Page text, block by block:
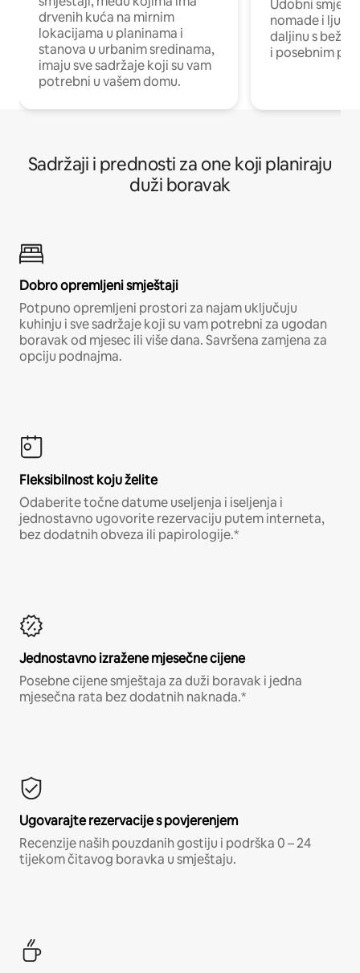
drvenih kuća na mirnim
lokacijama u planinama i
stanova u urbanim sredinama,
imaju sve sadržaje koji su vam
potrebni u vašem domu.
Udobni
nomade i ljude
daljinu s
i posebnim
Sadržaji i prednosti za one koji planiraju
duži boravak
Dobro opremljeni smještaji
Potpuno opremljeni prostori za najam uključuju
kuhinju i sve sadržaje koji su vam potrebni za ugodan
boravak od mjesec ili više dana. Savršena zamjena za
opciju podnajma.
Fleksibilnost koju želite
Odaberite točne datume useljenja i iseljenja i
jednostavno ugovorite rezervaciju putem interneta,
bez dodatnih obveza ili papirologije.*
Jednostavno izražene mjesečne cijene
Posebne cijene smještaja za duži boravak i jedna
mjesečna rata bez dodatnih naknada.*
Ugovarajte rezervacije s povjerenjem
Recenzije naših pouzdanih gostiju i podrška 0 – 24
tijekom čitavog boravka u smještaju.